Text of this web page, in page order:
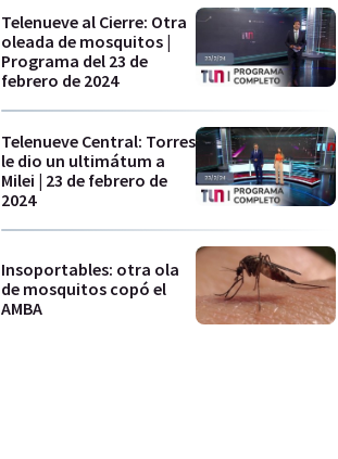
Telenueve al Cierre: Otra
oleada de mosquitos |
Programa del 23 de
febrero de 2024
Telenueve Central: Torres
le dio un ultimátum a
Milei | 23 de febrero de
2024
Insoportables: otra ola
de mosquitos copó el
AMBA